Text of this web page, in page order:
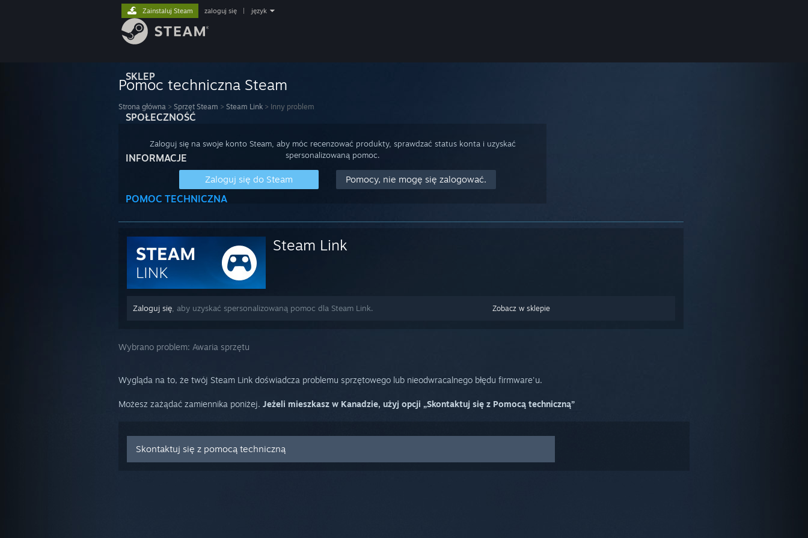
SKLEP
SPOŁECZNOŚĆ
INFORMACJE
POMOC TECHNICZNA
Zainstaluj Steam zaloguj się język
Pomoc techniczna Steam
Strona główna > Sprzęt Steam > Steam Link > Inny problem
Zaloguj się na swoje konto Steam, aby móc recenzować produkty, sprawdzać status konta i uzyskać
spersonalizowaną pomoc.
Zaloguj się do Steam Pomocy, nie mogę się zalogować.
Steam Link
Zobacz w sklepie
Zaloguj się , aby uzyskać spersonalizowaną pomoc dla Steam Link.
Wybrano problem: Awaria sprzętu
Wygląda na to, że twój Steam Link doświadcza problemu sprzętowego lub nieodwracalnego błędu firmware'u.
Możesz zażądać zamiennika poniżej. Jeżeli mieszkasz w Kanadzie, użyj opcji „Skontaktuj się z Pomocą techniczną”
Skontaktuj się z pomocą techniczną